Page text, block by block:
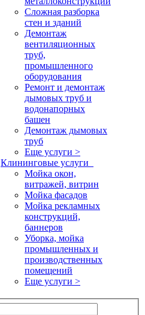
Сложная разборка
стен и зданий
Демонтаж
вентиляционных
труб,
промышленного
оборудования
Ремонт и демонтаж
дымовых труб и
водонапорных
башен
Демонтаж дымовых
труб
Еще услуги >
Клининговые услуги
Мойка окон,
витражей, витрин
Мойка фасадов
Мойка рекламных
конструкций,
баннеров
Уборка, мойка
промышленных и
производственных
помещений
Еще услуги >